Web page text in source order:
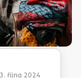
října 2024